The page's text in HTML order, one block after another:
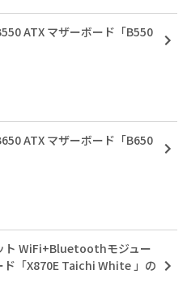
ATX マザーボード「B550
ATX マザーボード「B650
ト WiFi+Bluetoothモジュー
ド「X870E Taichi White 」の